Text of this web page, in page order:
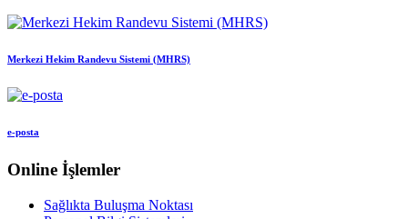
Merkezi Hekim Randevu Sistemi (MHRS)
e-posta
Online İşlemler
Sağlıkta Buluşma Noktası